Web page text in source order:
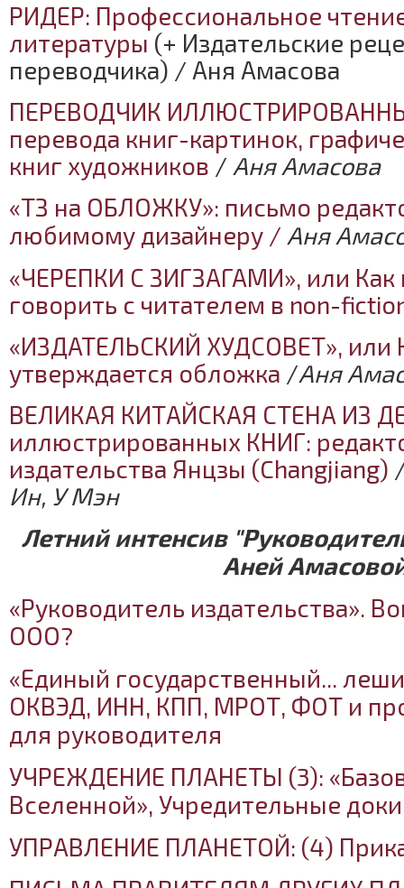
РИДЕР: Профессиональное
литературы (+ Издательские
переводчика) / Аня Амасова
ПЕРЕВОДЧИК
перевода книг-картинок,
книг художников / Аня Амасова
«ТЗ на ОБЛОЖКУ»: письмо
любимому дизайнеру / Аня
«ЧЕРЕПКИ С ЗИГЗАГАМИ», или Как
говорить с читателем в non-
«ИЗДАТЕЛЬСКИЙ ХУДСОВЕТ», или
утверждается обложка /Аня
ВЕЛИКАЯ КИТАЙСКАЯ СТЕНА ИЗ
иллюстрированных КНИГ:
издательства Янцзы (Changjiang)
Ин, У Мэн
Летний интенсив
Аней
«Руководитель издательства».
ООО?
«Единый государственный...
ОКВЭД, ИНН, КПП, МРОТ, ФОТ и
для руководителя
УЧРЕЖДЕНИЕ ПЛАНЕТЫ (3):
Вселенной», Учредительные
УПРАВЛЕНИЕ ПЛАНЕТОЙ: (4)